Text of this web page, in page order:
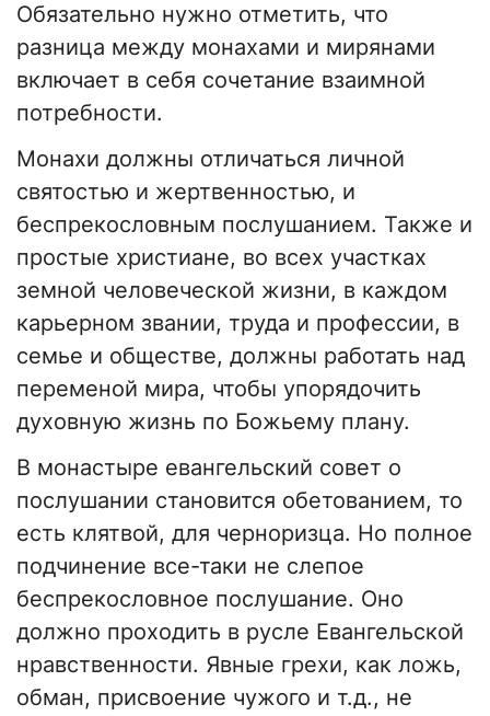
Обязательно нужно отметить, что
разница между монахами и мирянами
включает в себя сочетание взаимной
потребности.
Монахи должны отличаться личной
святостью и жертвенностью, и
беспрекословным послушанием. Также и
простые христиане, во всех участках
земной человеческой жизни, в каждом
карьерном звании, труда и профессии, в
семье и обществе, должны работать над
переменой мира, чтобы упорядочить
духовную жизнь по Божьему плану.
В монастыре евангельский совет о
послушании становится обетованием, то
есть клятвой, для черноризца. Но полное
подчинение все-таки не слепое
беспрекословное послушание. Оно
должно проходить в русле Евангельской
нравственности. Явные грехи, как ложь,
обман, присвоение чужого и т.д., не